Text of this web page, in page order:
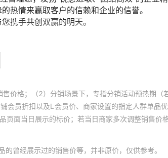
价格；（2）分销场景下，专指分销活动预热期
员折扣以及L会员价、商家设置的指定人群单品
面当日展示的标价；若当日商家多次调整销售价
曾经展示过的销售价等，并非原价，仅供参考。